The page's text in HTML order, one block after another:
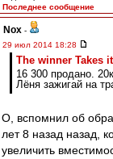
Последнее сообщение
Nox -
29 июл 2014 18:28
The winner Takes
16 300 продано.
Лёня зажигай на
О, вспомнил об
лет 8 назад назад,
увеличить